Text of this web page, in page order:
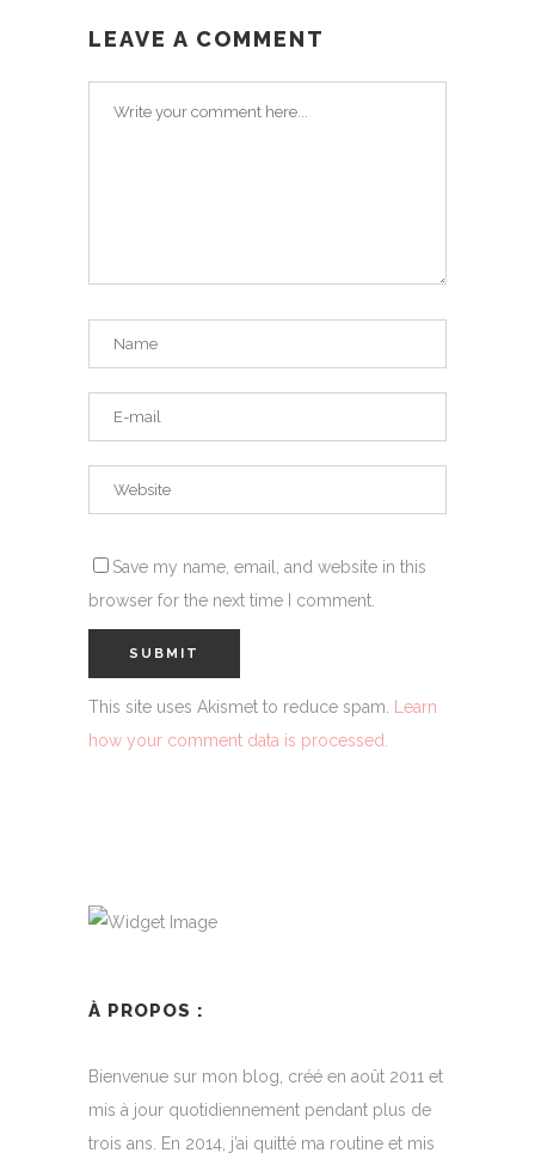
LEAVE A COMMENT
Save my name, email, and website in this
browser for the next time I comment.
This site uses Akismet to reduce spam. Learn
how your comment data is processed.
À PROPOS :
Bienvenue sur mon blog, créé en août 2011 et
mis à jour quotidiennement pendant plus de
trois ans. En 2014, j’ai quitté ma routine et mis